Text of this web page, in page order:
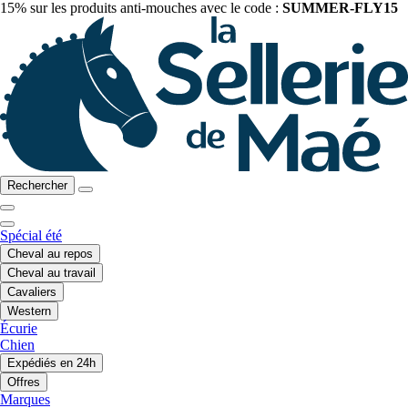
15% sur les produits anti-mouches avec le code : SUMMER-FLY15
Rechercher
Spécial été
Cheval au repos
Cheval au travail
Cavaliers
Western
Écurie
Chien
Expédiés en 24h
Offres
Marques